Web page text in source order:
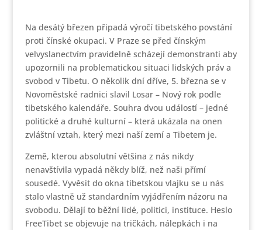
Na desátý březen připadá výročí tibetského povstání
proti čínské okupaci. V Praze se před čínským
velvyslanectvím pravidelně scházejí demonstranti aby
upozornili na problematickou situaci lidských práv a
svobod v Tibetu. O několik dní dříve, 5. března se v
Novoměstské radnici slavil Losar – Nový rok podle
tibetského kalendáře. Souhra dvou událostí – jedné
politické a druhé kulturní – která ukázala na onen
zvláštní vztah, který mezi naší zemí a Tibetem je.
Země, kterou absolutní většina z nás nikdy
nenavštívila vypadá někdy blíž, než naši přímí
sousedé. Vyvěsit do okna tibetskou vlajku se u nás
stalo vlastně už standardním vyjádřením názoru na
svobodu. Dělají to běžní lidé, politici, instituce. Heslo
FreeTibet se objevuje na tričkách, nálepkách i na